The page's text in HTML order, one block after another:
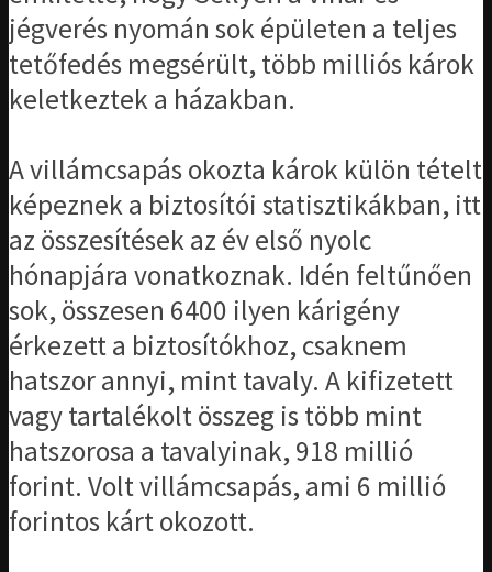
jégverés nyomán sok épületen a teljes
tetőfedés megsérült, több milliós károk
keletkeztek a házakban.
A villámcsapás okozta károk külön tételt
képeznek a biztosítói statisztikákban, itt
az összesítések az év első nyolc
hónapjára vonatkoznak. Idén feltűnően
sok, összesen 6400 ilyen kárigény
érkezett a biztosítókhoz, csaknem
hatszor annyi, mint tavaly. A kifizetett
vagy tartalékolt összeg is több mint
hatszorosa a tavalyinak, 918 millió
forint. Volt villámcsapás, ami 6 millió
forintos kárt okozott.